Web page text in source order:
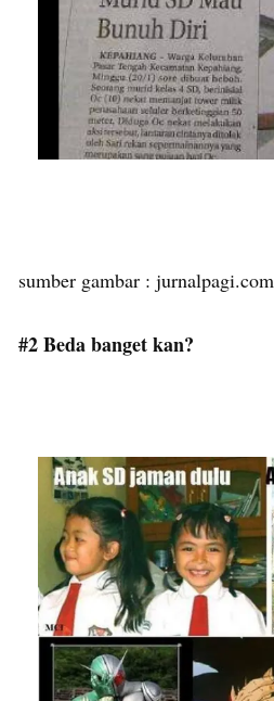
sumber gambar : jurnalpagi.com
#2 Beda banget kan?